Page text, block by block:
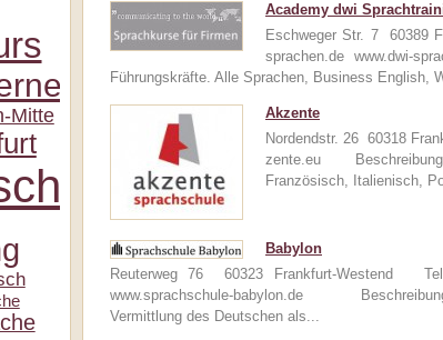
Mitte
Academy dwi
Eschweger Str. 7 60389
sprachen.de www.dwi-
Führungskräfte. Alle Sprachen, Business English,
Akzente
Nordendstr. 26 60318
zente.eu Beschreibung:
Französisch, Italienisch,
Babylon
Reuterweg 76 60323 Frankfurt-Westend
www.sprachschule-babylon.de
Vermittlung des Deutschen als...